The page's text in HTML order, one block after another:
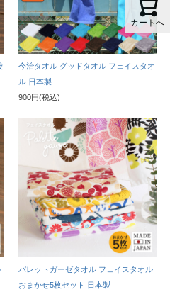
今治タオル グッドタオル フェイスタオ
ル 日本製
900円(税込)
パレットガーゼタオル フェイスタオル
おまかせ5枚セット 日本製
カートへ